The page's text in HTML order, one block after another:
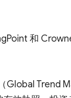
和
Global Trend